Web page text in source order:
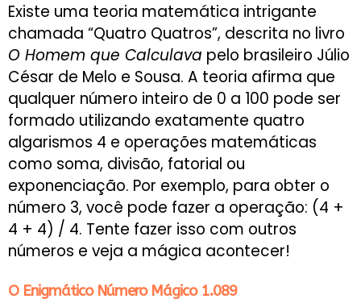
Existe uma teoria matemática intrigante
chamada “Quatro Quatros”, descrita no livro
O Homem que Calculava pelo brasileiro Júlio
César de Melo e Sousa. A teoria afirma que
qualquer número inteiro de 0 a 100 pode ser
formado utilizando exatamente quatro
algarismos 4 e operações matemáticas
como soma, divisão, fatorial ou
exponenciação. Por exemplo, para obter o
número 3, você pode fazer a operação: (4 +
4 + 4) / 4. Tente fazer isso com outros
números e veja a mágica acontecer!
O Enigmático Número Mágico 1.089